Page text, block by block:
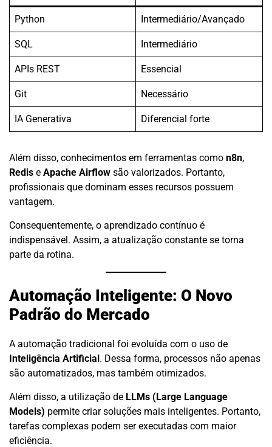
Python Intermediário/Avançado
SQL Intermediário
APIs REST Essencial
Git Necessário
IA Generativa Diferencial forte
Além disso, conhecimentos em ferramentas como n8n,
Redis e Apache Airflow são valorizados. Portanto,
profissionais que dominam esses recursos possuem
vantagem.
Consequentemente, o aprendizado contínuo é
indispensável. Assim, a atualização constante se torna
parte da rotina.
Automação Inteligente: O Novo
Padrão do Mercado
A automação tradicional foi evoluída com o uso de
Inteligência Artificial . Dessa forma, processos não apenas
são automatizados, mas também otimizados.
Além disso, a utilização de LLMs (Large Language
Models) permite criar soluções mais inteligentes. Portanto,
tarefas complexas podem ser executadas com maior
eficiência.